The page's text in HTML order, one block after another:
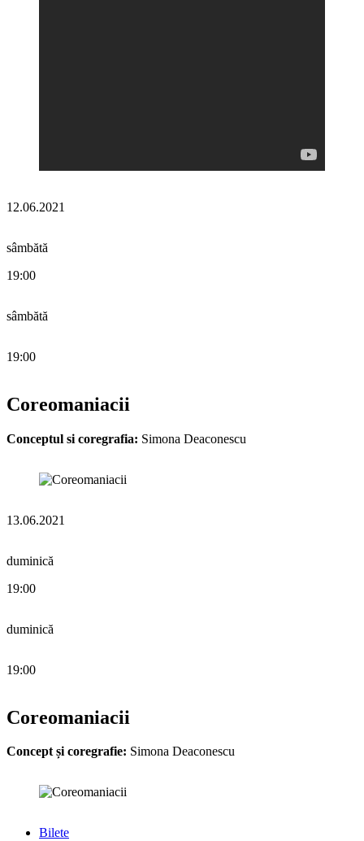
12.06.2021
sâmbătă
19:00
sâmbătă
19:00
Coreomaniacii
Conceptul si coregrafia: Simona Deaconescu
13.06.2021
duminică
19:00
duminică
19:00
Coreomaniacii
Concept și coregrafie: Simona Deaconescu
Bilete